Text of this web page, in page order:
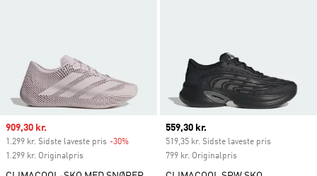
Sale price
909,30 kr.
1.299 kr. Sidste laveste pris -30%
1.299 kr. Originalpris
Current price
559,30 kr.
519,35 kr. Sidste laveste pris
799 kr. Originalpris